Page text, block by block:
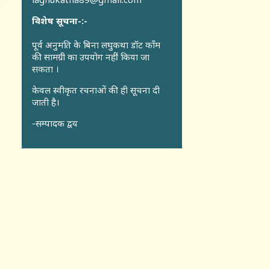
विशेष सूचना-:-
पूर्व अनुमति के बिना लघुकथा डॉट कॉंम
की सामग्री का उपयोग नहीं किया जा
सकता ।
केवल स्वीकृत रचनाओं की ही सूचना दी
जाती है।
-सम्पादक द्वय